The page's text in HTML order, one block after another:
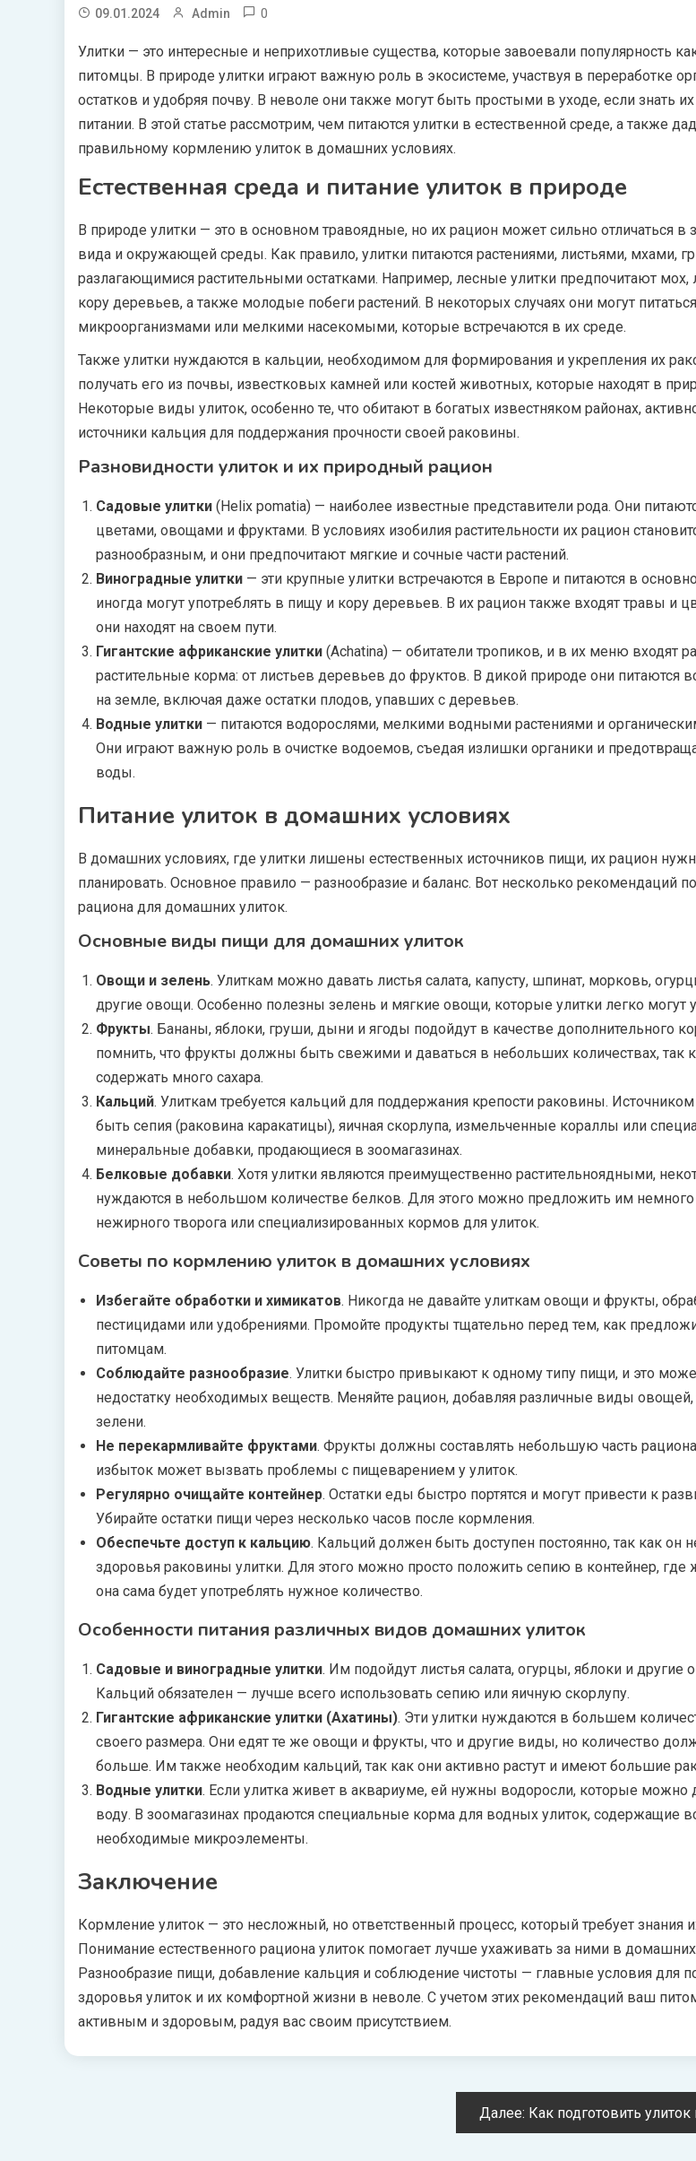
09.01.2024 Admin 0
Улитки — это интересные и неприхотливые существа, которые завоевали популярность
питомцы. В природе улитки играют важную роль в экосистеме, участвуя в переработке
остатков и удобряя почву. В неволе они также могут быть простыми в уходе, если знать
питании. В этой статье рассмотрим, чем питаются улитки в естественной среде, а также
правильному кормлению улиток в домашних условиях.
Естественная среда и питание улиток в природе
В природе улитки — это в основном травоядные, но их рацион может сильно отличаться в
вида и окружающей среды. Как правило, улитки питаются растениями, листьями, мхами,
разлагающимися растительными остатками. Например, лесные улитки предпочитают мох,
кору деревьев, а также молодые побеги растений. В некоторых случаях они могут
микроорганизмами или мелкими насекомыми, которые встречаются в их среде.
Также улитки нуждаются в кальции, необходимом для формирования и укрепления их
получать его из почвы, известковых камней или костей животных, которые находят в
Некоторые виды улиток, особенно те, что обитают в богатых известняком районах,
источники кальция для поддержания прочности своей раковины.
Разновидности улиток и их природный рацион
Садовые улитки (Helix pomatia) — наиболее известные представители рода. Они
цветами, овощами и фруктами. В условиях изобилия растительности их рацион
разнообразным, и они предпочитают мягкие и сочные части растений.
Виноградные улитки — эти крупные улитки встречаются в Европе и питаются в
иногда могут употреблять в пищу и кору деревьев. В их рацион также входят травы и
они находят на своем пути.
Гигантские африканские улитки (Achatina) — обитатели тропиков, и в их меню входят
растительные корма: от листьев деревьев до фруктов. В дикой природе они питаются
на земле, включая даже остатки плодов, упавших с деревьев.
Водные улитки — питаются водорослями, мелкими водными растениями и
Они играют важную роль в очистке водоемов, съедая излишки органики и
воды.
Питание улиток в домашних условиях
В домашних условиях, где улитки лишены естественных источников пищи, их рацион
планировать. Основное правило — разнообразие и баланс. Вот несколько рекомендаций
рациона для домашних улиток.
Основные виды пищи для домашних улиток
Овощи и зелень. Улиткам можно давать листья салата, капусту, шпинат, морковь,
другие овощи. Особенно полезны зелень и мягкие овощи, которые улитки легко могут
Фрукты. Бананы, яблоки, груши, дыни и ягоды подойдут в качестве дополнительного
помнить, что фрукты должны быть свежими и даваться в небольших количествах, так
содержать много сахара.
Кальций. Улиткам требуется кальций для поддержания крепости раковины.
быть сепия (раковина каракатицы), яичная скорлупа, измельченные кораллы или
минеральные добавки, продающиеся в зоомагазинах.
Белковые добавки. Хотя улитки являются преимущественно растительноядными,
нуждаются в небольшом количестве белков. Для этого можно предложить им немного
нежирного творога или специализированных кормов для улиток.
Советы по кормлению улиток в домашних условиях
Избегайте обработки и химикатов. Никогда не давайте улиткам овощи и фрукты,
пестицидами или удобрениями. Промойте продукты тщательно перед тем, как
питомцам.
Соблюдайте разнообразие. Улитки быстро привыкают к одному типу пищи, и это
недостатку необходимых веществ. Меняйте рацион, добавляя различные виды
зелени.
Не перекармливайте фруктами. Фрукты должны составлять небольшую часть
избыток может вызвать проблемы с пищеварением у улиток.
Регулярно очищайте контейнер. Остатки еды быстро портятся и могут привести к
Убирайте остатки пищи через несколько часов после кормления.
Обеспечьте доступ к кальцию. Кальций должен быть доступен постоянно, так как он
здоровья раковины улитки. Для этого можно просто положить сепию в контейнер, где
она сама будет употреблять нужное количество.
Особенности питания различных видов домашних улиток
Садовые и виноградные улитки. Им подойдут листья салата, огурцы, яблоки и другие
Кальций обязателен — лучше всего использовать сепию или яичную скорлупу.
Гигантские африканские улитки (Ахатины). Эти улитки нуждаются в большем
своего размера. Они едят те же овощи и фрукты, что и другие виды, но количество
больше. Им также необходим кальций, так как они активно растут и имеют большие
Водные улитки. Если улитка живет в аквариуме, ей нужны водоросли, которые можно
воду. В зоомагазинах продаются специальные корма для водных улиток, содержащие
необходимые микроэлементы.
Заключение
Кормление улиток — это несложный, но ответственный процесс, который требует знания
Понимание естественного рациона улиток помогает лучше ухаживать за ними в домашних
Разнообразие пищи, добавление кальция и соблюдение чистоты — главные условия для
здоровья улиток и их комфортной жизни в неволе. С учетом этих рекомендаций ваш
активным и здоровым, радуя вас своим присутствием.
Далее: Как подготовить улиток к зиме: советы по созданию